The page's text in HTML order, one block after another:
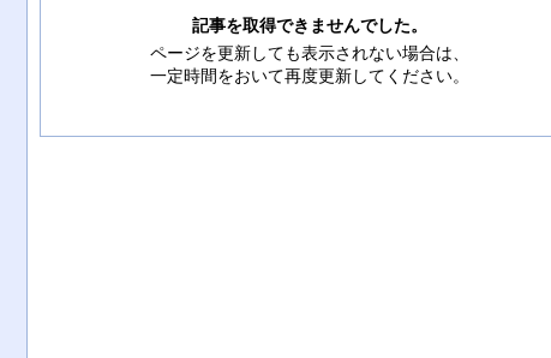
記事を取得できませんでした。
ページを更新しても表示されない場合は、
一定時間をおいて再度更新してください。